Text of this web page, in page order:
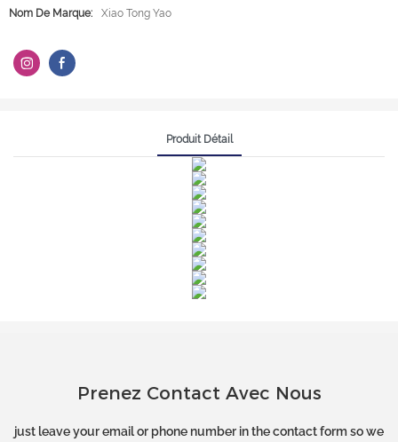
Nom De Marque: Xiao Tong Yao
Produit Détail
Prenez Contact Avec Nous
just leave your email or phone number in the contact form so we